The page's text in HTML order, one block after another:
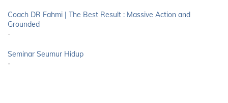
Coach DR Fahmi | The Best Result : Massive Action and
Grounded
-
Seminar Seumur Hidup
-